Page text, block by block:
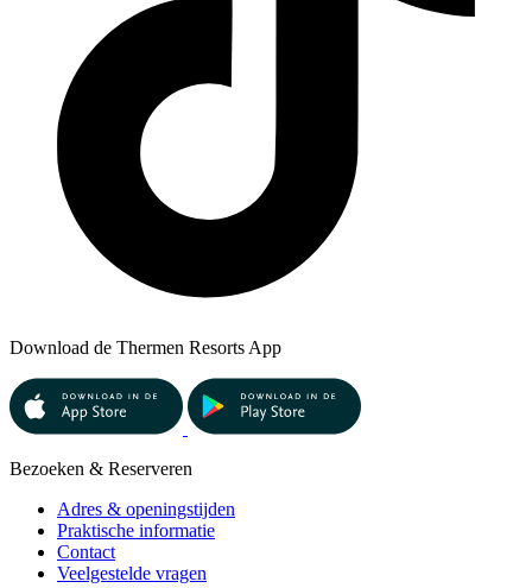
Download de Thermen Resorts App
Bezoeken & Reserveren
Adres & openingstijden
Praktische informatie
Contact
Veelgestelde vragen